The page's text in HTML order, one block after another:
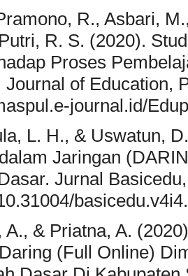
R., Asbari,
R. S. (2020).
Proses
Journal of Education,
journal.id/
L. H., & Uswatun,
Jaringan
Jurnal
A., & Priatna, A.
(Full Online)